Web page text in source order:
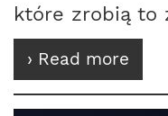
które zrobią to
› Read more